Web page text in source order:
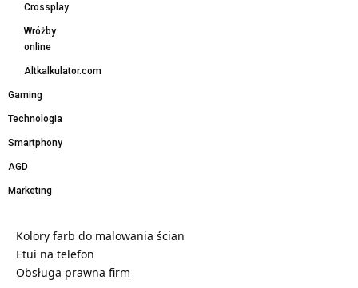
Crossplay
Wróżby
online
Altkalkulator.com
Gaming
Technologia
Smartphony
AGD
Marketing
Kolory farb do malowania ścian
Etui na telefon
Obsługa prawna firm